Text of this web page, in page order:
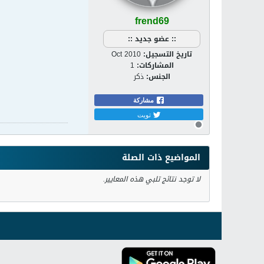
frend69
:: عضو جديد ::
تاريخ التسجيل: Oct 2010
المشاركات: 1
الجنس: ذكر
مشاركة
تويت
المواضيع ذات الصلة
لا توجد نتائج تلبي هذه المعايير.